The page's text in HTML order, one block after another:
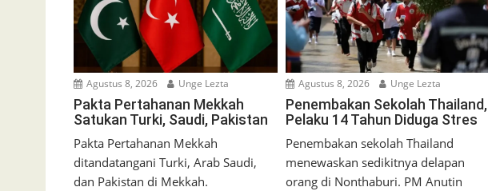
Agustus 8, 2026 Unge Lezta
Pakta Pertahanan Mekkah
Satukan Turki, Saudi, Pakistan
Pakta Pertahanan Mekkah
ditandatangani Turki, Arab Saudi,
dan Pakistan di Mekkah.
Agustus 8, 2026 Unge Lezta
Penembakan Sekolah Thailand,
Pelaku 14 Tahun Diduga Stres
Penembakan sekolah Thailand
menewaskan sedikitnya delapan
orang di Nonthaburi. PM Anutin